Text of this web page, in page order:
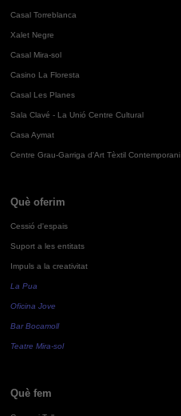
Casal Torreblanca
Xalet Negre
Casal Mira-sol
Casino La Floresta
Casal Les Planes
Sala Clavé - La Unió Centre Cultural
Casa Aymat
Centre Grau-Garriga d'Art Tèxtil Contemporani
Què oferim
Cessió d'espais
Suport a les entitats
Impuls a la creativitat
La Pua
Oficina Jove
Bar Bocamoll
Teatre Mira-sol
Què fem